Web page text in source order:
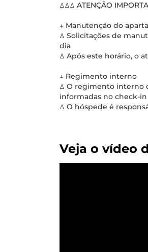
ꕔꕔꕔ ATENÇÃO
↓ Manutenção do
ꕔ Solicitações de
dia
ꕔ Após este horário, o
↓ Regimento interno
ꕔ O regimento interno
informadas no check-in
ꕔ O hóspede é
Veja o vídeo